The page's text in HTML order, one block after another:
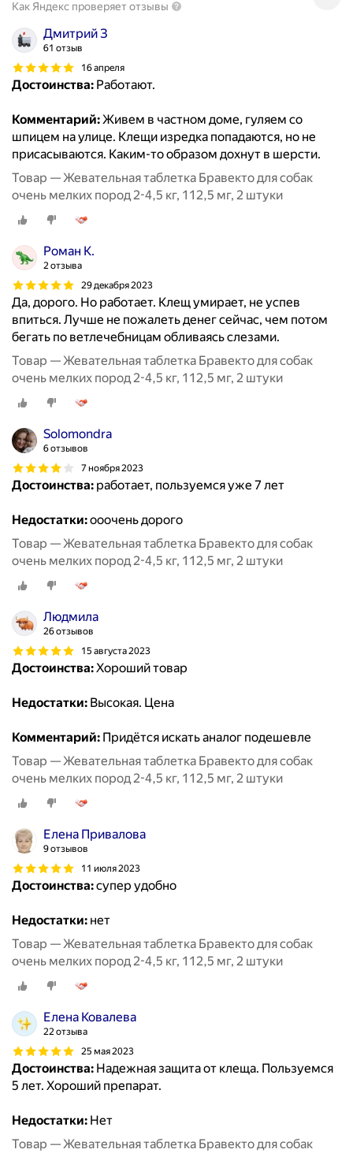
Как Яндекс проверяет отзывы
Дмитрий З
61 отзыв
16 апреля
Достоинства: Работают.
Комментарий:Живем в частном доме, гуляем со
шпицем на улице. Клещи изредка попадаются, но не
присасываются. Каким-то образом дохнут в шерсти.
Товар — Жевательная таблетка Бравекто для собак
очень мелких пород 2-4,5 кг, 112,5 мг, 2 штуки
Роман К.
2 отзыва
29 декабря 2023
Да, дорого. Но работает. Клещ умирает, не успев
впиться. Лучше не пожалеть денег сейчас, чем потом
бегать по ветлечебницам обливаясь слезами.
Товар — Жевательная таблетка Бравекто для собак
очень мелких пород 2-4,5 кг, 112,5 мг, 2 штуки
Solomondra
6 отзывов
7 ноября 2023
Достоинства: работает, пользуемся уже 7 лет
Недостатки:ооочень дорого
Товар — Жевательная таблетка Бравекто для собак
очень мелких пород 2-4,5 кг, 112,5 мг, 2 штуки
Людмила
26 отзывов
15 августа 2023
Достоинства:Хороший товар
Недостатки: Высокая. Цена
Комментарий: Придётся искать аналог подешевле
Товар — Жевательная таблетка Бравекто для собак
очень мелких пород 2-4,5 кг, 112,5 мг, 2 штуки
Елена Привалова
9 отзывов
11 июля 2023
Достоинства:супер удобно
Недостатки: нет
Товар — Жевательная таблетка Бравекто для собак
очень мелких пород 2-4,5 кг, 112,5 мг, 2 штуки
Елена Ковалева
22 отзыва
25 мая 2023
Достоинства: Надежная защита от клеща. Пользуемся
5 лет. Хороший препарат.
Недостатки: Нет
Товар — Жевательная таблетка Бравекто для собак